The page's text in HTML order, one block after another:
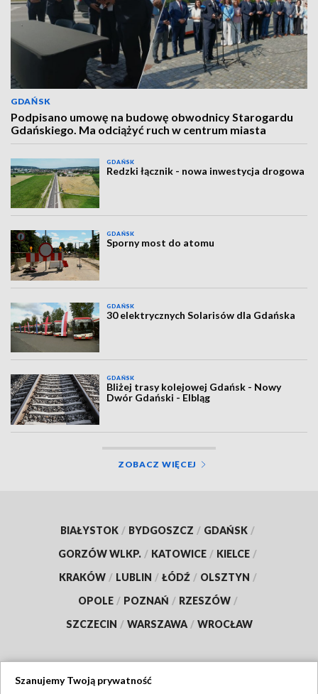
GDAŃSK
Podpisano umowę na budowę obwodnicy Starogardu
Gdańskiego. Ma odciążyć ruch w centrum miasta
GDAŃSK
Redzki łącznik - nowa inwestycja drogowa
GDAŃSK
Sporny most do atomu
GDAŃSK
30 elektrycznych Solarisów dla Gdańska
GDAŃSK
Bliżej trasy kolejowej Gdańsk - Nowy
Dwór Gdański - Elbląg
ZOBACZ WIĘCEJ
BIAŁYSTOK / BYDGOSZCZ / GDAŃSK /
GORZÓW WLKP. / KATOWICE / KIELCE /
KRAKÓW / LUBLIN / ŁÓDŹ / OLSZTYN /
OPOLE / POZNAŃ / RZESZÓW /
SZCZECIN / WARSZAWA / WROCŁAW
Szanujemy Twoją prywatność